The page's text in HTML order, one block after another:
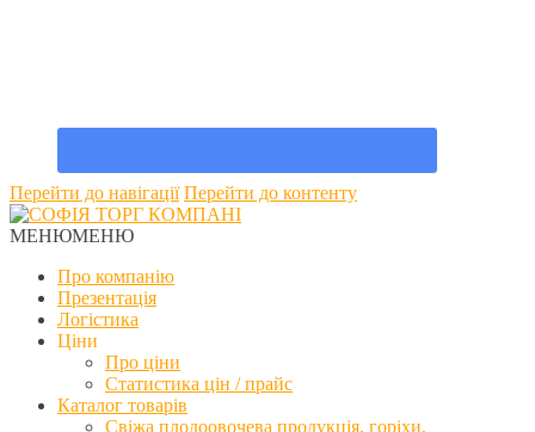
Перейти до навігації Перейти до контенту
МЕНЮМЕНЮ
Про компанію
Презентація
Логістика
Ціни
Про ціни
Статистика цін / прайс
Каталог товарів
Свіжа плодоовочева продукція, горіхи,